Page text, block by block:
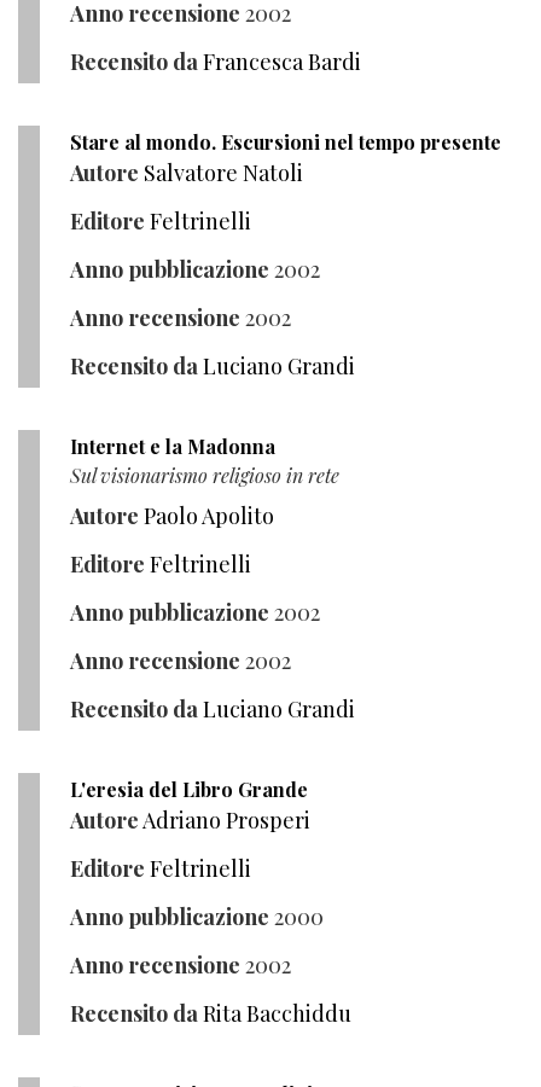
Anno recensione 2002
Recensito daFrancesca Bardi
Stare al mondo. Escursioni nel tempo presente
Autore Salvatore Natoli
Editore Feltrinelli
Anno pubblicazione 2002
Anno recensione 2002
Recensito daLuciano Grandi
Internet e la Madonna
Sul visionarismo religioso in rete
Autore Paolo Apolito
Editore Feltrinelli
Anno pubblicazione 2002
Anno recensione 2002
Recensito daLuciano Grandi
L'eresia del Libro Grande
AutoreAdriano Prosperi
Editore Feltrinelli
Anno pubblicazione 2000
Anno recensione 2002
Recensito daRita Bacchiddu